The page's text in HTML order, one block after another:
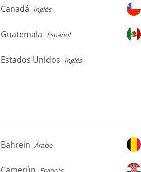
Canadá
Canadá Inglés
Guatemala
Guatemala Español
Estados
Estados Unidos Inglés
Bahrein
Bahrein Árabe
Camerún